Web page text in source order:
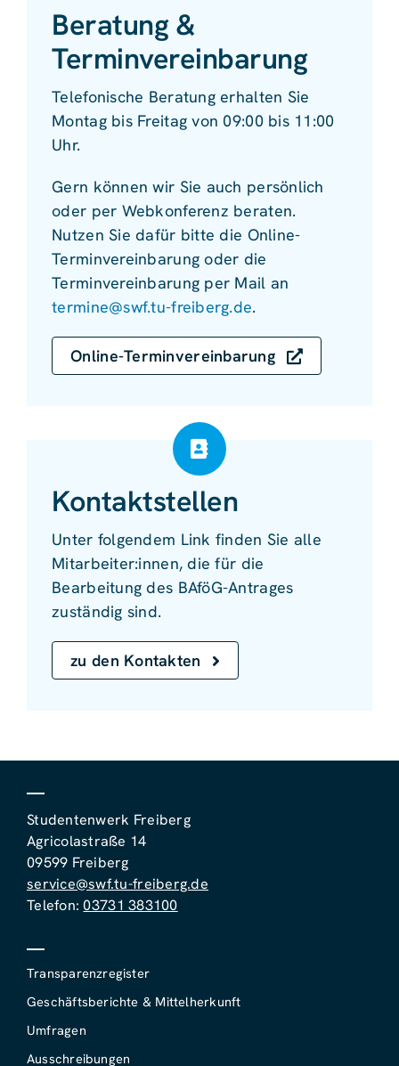
Beratung &
Terminvereinbarung
Telefonische Beratung erhalten Sie
Montag bis Freitag von 09:00 bis 11:00
Uhr.
Gern können wir Sie auch persönlich
oder per Webkonferenz beraten.
Nutzen Sie dafür bitte die Online-
Terminvereinbarung oder die
Terminvereinbarung per Mail an
termine@swf.tu-freiberg.de.
Online-Terminvereinbarung
Kontaktstellen
Unter folgendem Link finden Sie alle
Mitarbeiter:innen, die für die
Bearbeitung des BAföG-Antrages
zuständig sind.
zu den Kontakten
Studentenwerk Freiberg
Agricolastraße 14
09599 Freiberg
service@swf.tu-freiberg.de
Telefon:03731 383100
Transparenzregister
Geschäftsberichte & Mittelherkunft
Umfragen
Ausschreibungen